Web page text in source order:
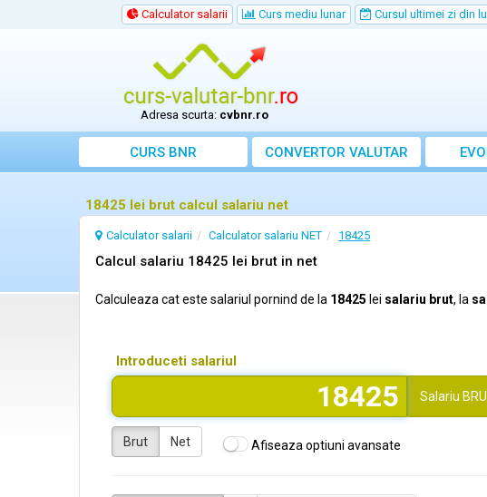
Calculator salarii Curs mediu lunar Cursul ultimei zi din
Adresa scurta: cvbnr.ro
CURS BNR CONVERTOR VALUTAR
18425 lei brut calcul salariu net
Calculator salarii Calculator salariu NET 18425
Calcul salariu 18425 lei brut in net
Calculeaza cat este salariul pornind de la 18425 lei salariu brut, la
Introduceti salariul
Salariu
Brut Net Afiseaza optiuni avansate